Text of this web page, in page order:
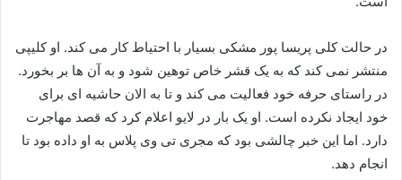
در حالت کلی پریسا پور مشکی بسیار با احتیاط کار می کند. او کلیپی
منتشر نمی کند که به یک قشر خاص توهین شود و به آن ها بر بخورد.
در راستای حرفه خود فعالیت می کند و تا به الان حاشیه ای برای
خود ایجاد نکرده است. او یک بار در لایو اعلام کرد که قصد مهاجرت
دارد. اما این خبر چالشی بود که مجری تی وی پلاس به او داده بود تا
انجام دهد.